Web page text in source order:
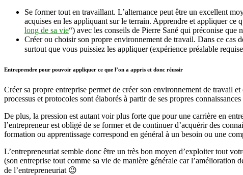
Se former tout en travaillant. L’alternance peut être un excellent
acquises en les appliquant sur le terrain. Apprendre et appliquer ce
long de sa vie“) avec les conseils de Pierre Sané qui préconise
Créer ou choisir son propre environnement de travail. Dans ce cas
surtout que vous puissiez les appliquer (expérience préalable
Entreprendre pour pouvoir appliquer ce que l’on a appris et donc réussir
Créer sa propre entreprise permet de créer son environnement de travail
processus et protocoles sont élaborés à partir de ses propres connaissances
De plus, la pression est autant voir plus forte que pour une carrière en
l’entrepreneur est obligé de se former et de continuer d’acquérir des
formation ou apprentissage correspond en général à un besoin ou une
L’entrepreneuriat semble donc être un très bon moyen d’exploiter tout
(son entreprise tout comme sa vie de manière générale car
de l’entrepreneuriat 😉